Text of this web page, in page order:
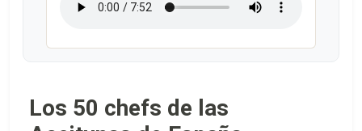
Los 50 chefs de las